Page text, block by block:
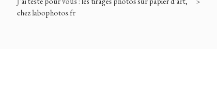
chez labophotos.fr